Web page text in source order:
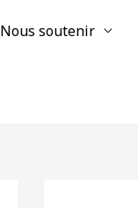
Nous soutenir